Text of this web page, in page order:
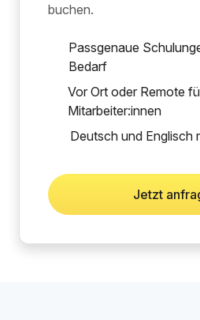
buchen.
Passgenaue
Bedarf
Vor Ort oder Remote
Mitarbeiter:innen
Deutsch und Englisch
Jetzt